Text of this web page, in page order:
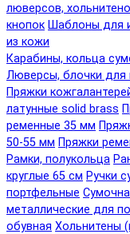
люверсов,
кнопок Шаблоны для
из кожи
Карабины, кольца
Люверсы, блочки для
Пряжки
латунные solid brass
ременные 35 мм
50-55 мм Пряжки
Рамки, полукольца
круглые 65 см Ручки
портфельные
металлические для
обувная Хольнитены